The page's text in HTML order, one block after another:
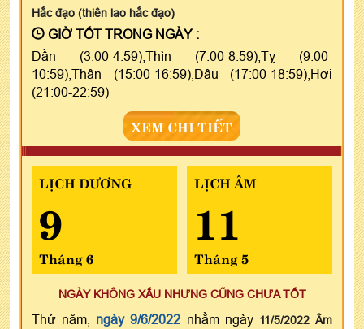
Hắc đạo (thiên lao hắc đạo)
GIỜ TỐT TRONG NGÀY :
Dần (3:00-4:59),Thìn (7:00-8:59),Tỵ (9:00-
10:59),Thân (15:00-16:59),Dậu (17:00-18:59),Hợi
(21:00-22:59)
XEM CHI TIẾT
LỊCH DƯƠNG
9
Tháng 6
LỊCH ÂM
11
Tháng 5
NGÀY KHÔNG XẤU NHƯNG CŨNG CHƯA TỐT
Thứ năm, ngày 9/6/2022 nhằm ngày 11/5/2022 Âm